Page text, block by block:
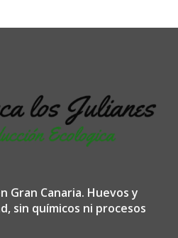
Gran Canaria. Huevos y
sin químicos ni procesos